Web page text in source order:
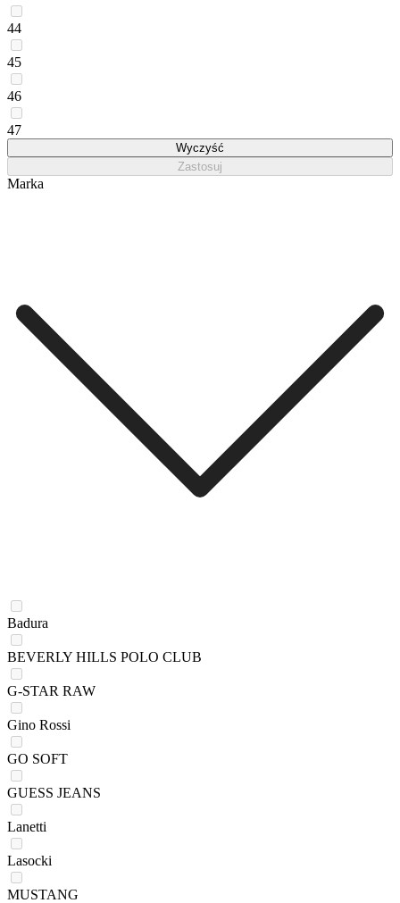
44
45
46
47
Wyczyść
Zastosuj
Marka
Badura
BEVERLY HILLS POLO CLUB
G-STAR RAW
Gino Rossi
GO SOFT
GUESS JEANS
Lanetti
Lasocki
MUSTANG